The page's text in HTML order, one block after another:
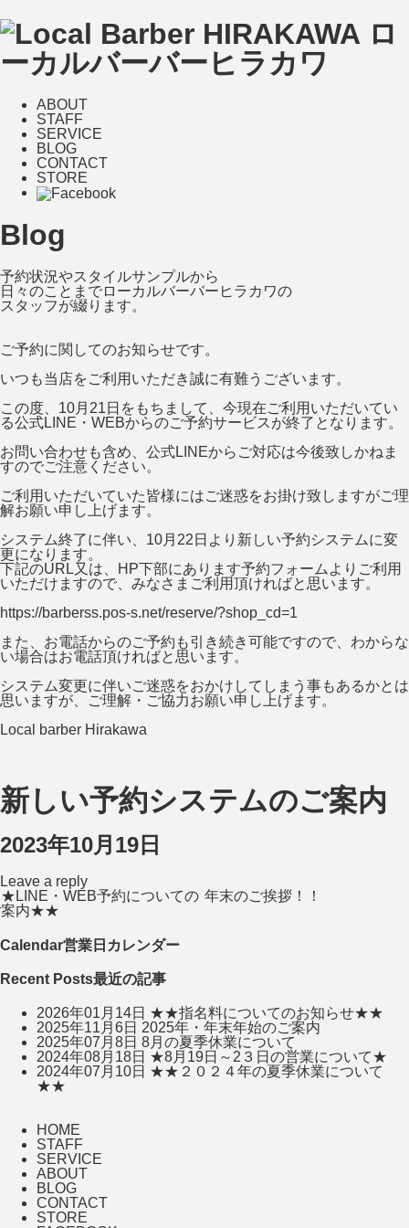
ABOUT
STAFF
SERVICE
BLOG
CONTACT
STORE
Blog
予約状況やスタイルサンプルから
日々のことまでローカルバーバーヒラカワの
スタッフが綴ります。
ご予約に関してのお知らせです。
いつも当店をご利用いただき誠に有難うございます。
この度、10月21日をもちまして、今現在ご利用いただいてい
る公式LINE・WEBからのご予約サービスが終了となります。
お問い合わせも含め、公式LINEからご対応は今後致しかねま
すのでご注意ください。
ご利用いただいていた皆様にはご迷惑をお掛け致しますがご理
解お願い申し上げます。
システム終了に伴い、10月22日より新しい予約システムに変
更になります。
下記のURL又は、HP下部にあります予約フォームよりご利用
いただけますので、みなさまご利用頂ければと思います。
https://barberss.pos-s.net/reserve/?shop_cd=1
また、お電話からのご予約も引き続き可能ですので、わからな
い場合はお電話頂ければと思います。
システム変更に伴いご迷惑をおかけしてしまう事もあるかとは
思いますが、ご理解・ご協力お願い申し上げます。
Local barber Hirakawa
新しい予約システムのご案内
2023年10月19日
Leave a reply
・WEB予約についての
案内★★
年末のご挨拶！！
Calendar営業日カレンダー
Recent Posts最近の記事
2026年01月14日 ★★指名料についてのお知らせ★★
2025年11月6日 2025年・年末年始のご案内
2025年07月8日 8月の夏季休業について
2024年08月18日 ★8月19日～2３日の営業について★
2024年07月10日 ★★２０２４年の夏季休業について
★★
HOME
STAFF
SERVICE
ABOUT
BLOG
CONTACT
STORE